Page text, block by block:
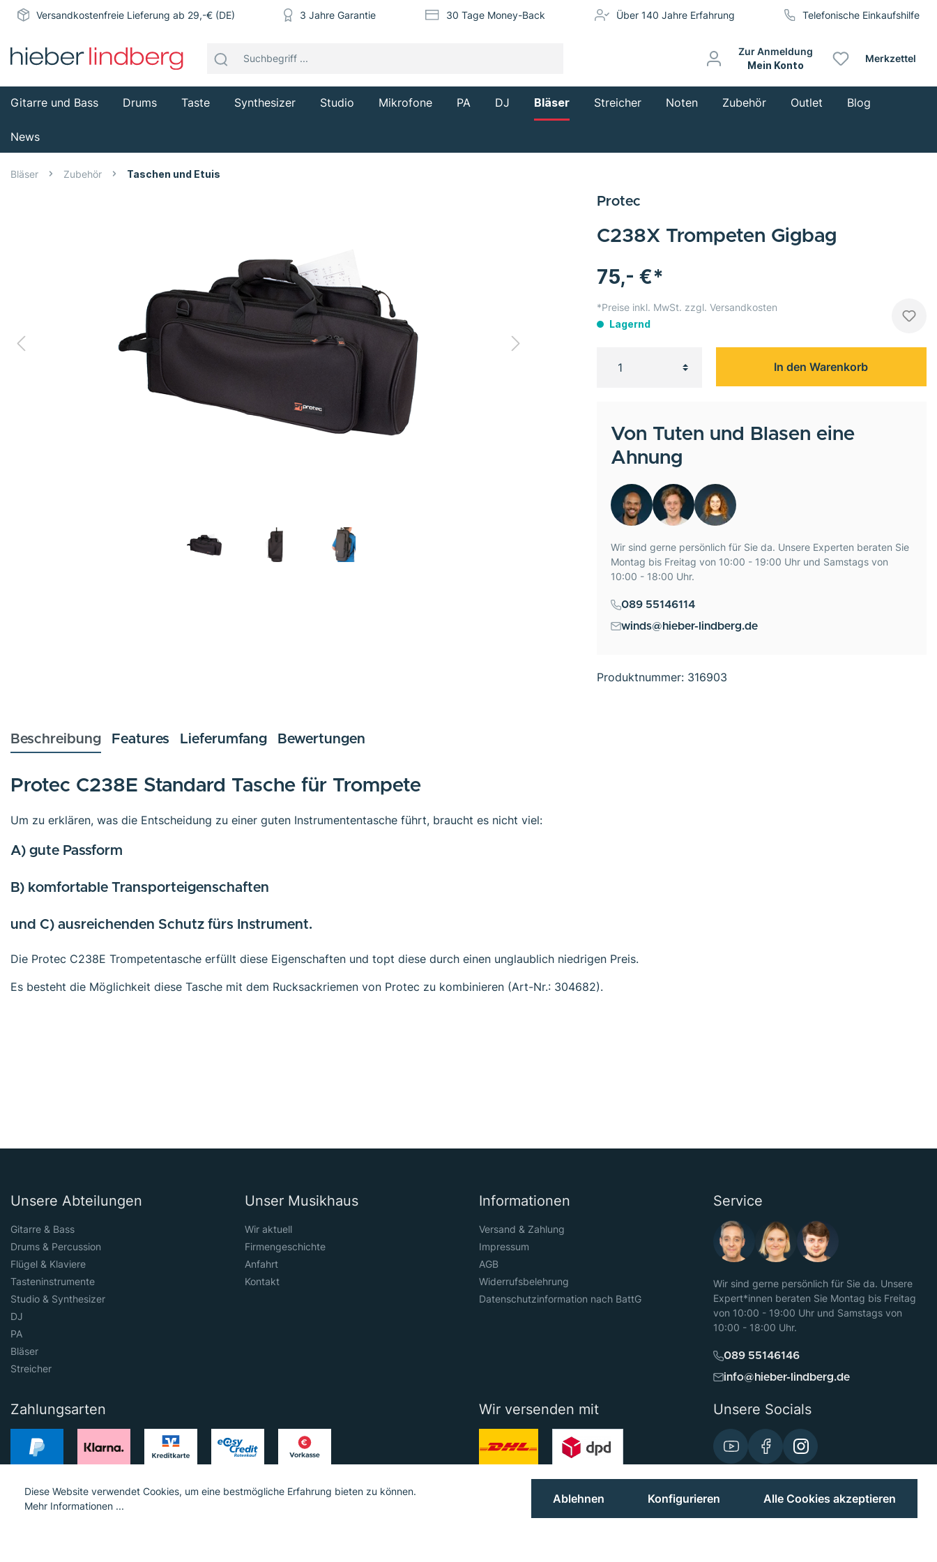
Versandkostenfreie Lieferung ab 29,-€ (DE) 3 Jahre Garantie 30 Tage Money-Back Über 140 Jahre Erfahrung Telefonische Einkaufshilfe
Zur Anmeldung
Mein Konto
Merkzettel
Gitarre und Bass Drums Taste Synthesizer Studio Mikrofone PA DJ Bläser Streicher Noten Zubehör Outlet Blog
News
Bläser Zubehör Taschen und Etuis
75,- €*
*Preise inkl. MwSt. zzgl. Versandkosten
Lagernd
In den Warenkorb
Protec
Produktnummer: 316903
C238X Trompeten Gigbag
Von Tuten und Blasen eine
Ahnung
Wir sind gerne persönlich für Sie da. Unsere Experten beraten Sie
Montag bis Freitag von 10:00 - 19:00 Uhr und Samstags von
10:00 - 18:00 Uhr.
089 55146114
winds@hieber-lindberg.de
Beschreibung Features Lieferumfang Bewertungen
Protec C238E Standard Tasche für Trompete
Um zu erklären, was die Entscheidung zu einer guten Instrumententasche führt, braucht es nicht viel:
A) gute Passform
B) komfortable Transporteigenschaften
und C) ausreichenden Schutz fürs Instrument.
Die Protec C238E Trompetentasche erfüllt diese Eigenschaften und topt diese durch einen unglaublich niedrigen Preis.
Es besteht die Möglichkeit diese Tasche mit dem Rucksackriemen von Protec zu kombinieren (Art-Nr.: 304682).
Unsere Abteilungen
Gitarre & Bass
Drums & Percussion
Flügel & Klaviere
Tasteninstrumente
Studio & Synthesizer
DJ
PA
Bläser
Streicher
Unser Musikhaus
Wir aktuell
Firmengeschichte
Anfahrt
Kontakt
Informationen
Versand & Zahlung
Impressum
AGB
Widerrufsbelehrung
Datenschutzinformation nach BattG
Service
Wir sind gerne persönlich für Sie da. Unsere
Expert*innen beraten Sie Montag bis Freitag
von 10:00 - 19:00 Uhr und Samstags von
10:00 - 18:00 Uhr.
089 55146146
info@hieber-lindberg.de
Zahlungsarten Wir versenden mit Unsere Socials
© 2023 Hieber Lindberg GmbH © 2023 MGS Loib GmbH
Diese Website verwendet Cookies, um eine bestmögliche Erfahrung bieten zu können.
Mehr Informationen ...
Ablehnen Konfigurieren Alle Cookies akzeptieren